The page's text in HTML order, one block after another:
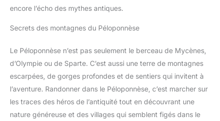
encore l’écho des mythes antiques.
Secrets des montagnes du Péloponnèse
Le Péloponnèse n’est pas seulement le berceau de Mycènes,
d’Olympie ou de Sparte. C’est aussi une terre de montagnes
escarpées, de gorges profondes et de sentiers qui invitent à
l’aventure. Randonner dans le Péloponnèse, c’est marcher sur
les traces des héros de l’antiquité tout en découvrant une
nature généreuse et des villages qui semblent figés dans le